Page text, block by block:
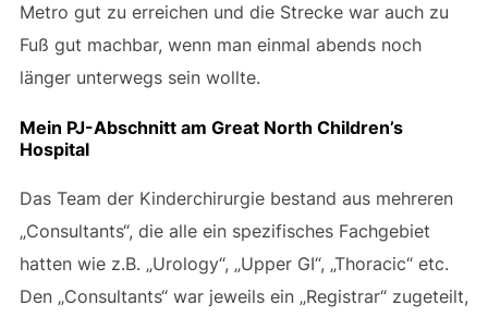
Metro gut zu erreichen und die Strecke war auch zu
Fuß gut machbar, wenn man einmal abends noch
länger unterwegs sein wollte.
Mein PJ-Abschnitt am Great North Children’s
Hospital
Das Team der Kinderchirurgie bestand aus mehreren
„Consultants“, die alle ein spezifisches Fachgebiet
hatten wie z.B. „Urology“, „Upper GI“, „Thoracic“ etc.
Den „Consultants“ war jeweils ein „Registrar“ zugeteilt,